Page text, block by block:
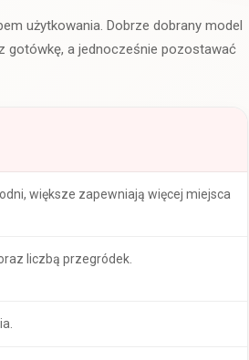
użytkowania. Dobrze dobrany model
gotówkę, a jednocześnie pozostawać
większe zapewniają więcej miejsca
liczbą przegródek.